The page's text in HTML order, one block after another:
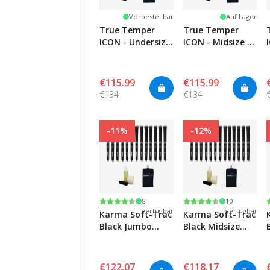
Vorbestellbar
True Temper
ICON - Undersize
€115.99
€134
Auf Lager
True Temper
ICON - Midsize -
€115.99
€134
-11%
Bewertung:
4.5 von 5 Sternen
8
verfügbar
Karma Soft-Trac
Black Jumbo
Klemmbolzeneinsatz,
€122.07
-12%
Bewertung:
4.5 von 5 Sternen
10
verfügbar
Karma Soft-Trac
Black Midsize
€118.17